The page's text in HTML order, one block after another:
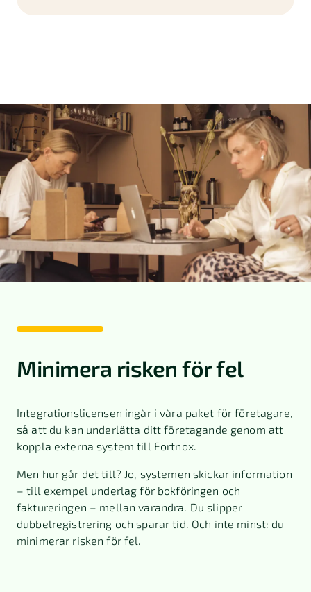
Minimera risken för fel
Integrationslicensen ingår i våra paket för företagare,
så att du kan underlätta ditt företagande genom att
koppla externa system till Fortnox.
Men hur går det till? Jo, systemen skickar information
– till exempel underlag för bokföringen och
faktureringen – mellan varandra. Du slipper
dubbelregistrering och sparar tid. Och inte minst: du
minimerar risken för fel.